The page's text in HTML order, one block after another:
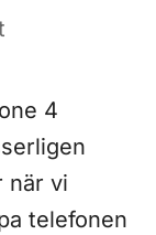
4
när vi
telefonen